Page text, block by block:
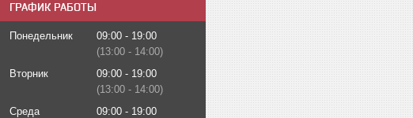
ГРАФИК РАБОТЫ
Понедельник 09:00
19:00
13:00
14:00
Вторник
09:00
19:00
13:00
14:00
Среда
09:00
19:00